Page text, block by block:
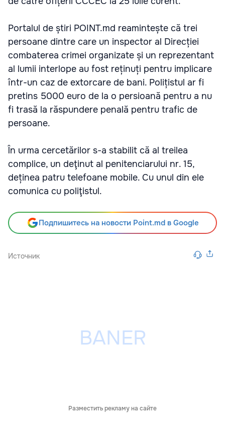
Portalul de știri POINT.md reamintește că trei
persoane dintre care un inspector al Direcției
combaterea crimei organizate și un reprezentant
al lumii interlope au fost reținuți pentru implicare
într-un caz de extorcare de bani. Polițistul ar fi
pretins 5000 euro de la o persioană pentru a nu
fi trasă la răspundere penală pentru trafic de
persoane.
În urma cercetărilor s-a stabilit că al treilea
complice, un deţinut al penitenciarului nr. 15,
deținea patru telefoane mobile. Cu unul din ele
comunica cu poliţistul.
Подпишитесь на новости Point.md в Google
Источник
Разместить рекламу на сайте